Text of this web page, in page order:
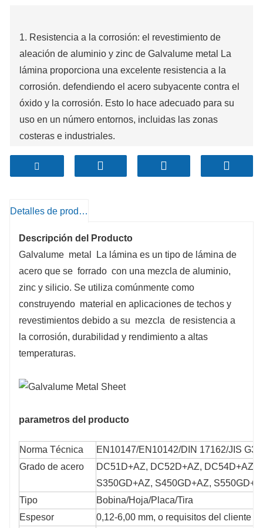
1. Resistencia a la corrosión: el revestimiento de
aleación de aluminio y zinc de Galvalume metal La
lámina proporciona una excelente resistencia a la
corrosión. defendiendo el acero subyacente contra el
óxido y la corrosión. Esto lo hace adecuado para su
uso en un número entornos, incluidas las zonas
costeras e industriales.
una largo vida útil debido a su agregar de
mejor que típico acero galvanizado.
3. Resistencia al calor: la lámina de acero Galvalume
demuestra buena calidez resistencia, lo que lo hace
adecuado para aplicaciones que son situación a altas
temperaturas, como techos en climas cálidos o
entornos industriales.
Detalles de producto
Descripción del Producto
Galvalume metal La lámina es un tipo de lámina de
acero que se forrado con una mezcla de aluminio,
zinc y silicio. Se utiliza comúnmente como
construyendo material en aplicaciones de techos y
revestimientos debido a su mezcla de resistencia a
la corrosión, durabilidad y rendimiento a altas
temperaturas.
parametros del producto
Norma Técnica
EN10147/EN10142/DIN 17162/JIS
Grado de acero
DC51D+AZ, DC52D+AZ, DC54D+AZ,
S350GD+AZ, S450GD+AZ,
Tipo
Bobina/Hoja/Placa/Tira
Espesor
0,12-6,00 mm, o requisitos del cliente